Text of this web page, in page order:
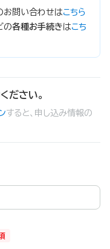
お問い合わせはこちら
の各種お手続きはこち
ださい。
すると、申し込み情報の